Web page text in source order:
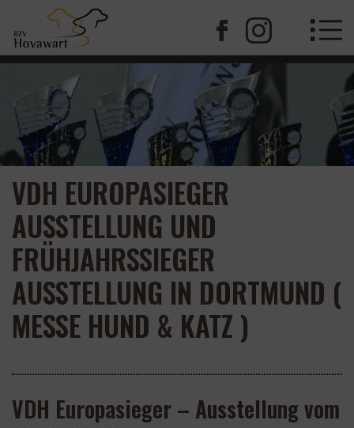
VDH EUROPASIEGER
AUSSTELLUNG UND
FRÜHJAHRSSIEGER
AUSSTELLUNG IN DORTMUND (
MESSE HUND & KATZ )
VDH Europasieger – Ausstellung vom